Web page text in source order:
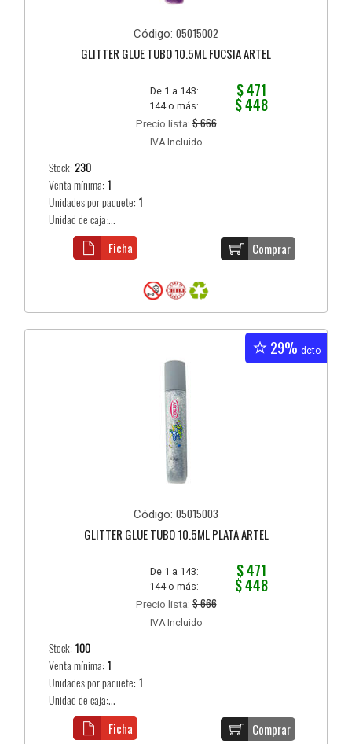
Código: 05015002
GLITTER GLUE TUBO 10.5ML FUCSIA ARTEL
De 1 a 143: $ 471
144 o más: $ 448
Precio lista:$ 666
IVA Incluido
Stock:230
Venta mínima: 1
Unidades por paquete: 1
Unidad de caja:...
Comprar
Ficha
29% dcto
Código: 05015003
GLITTER GLUE TUBO 10.5ML PLATA ARTEL
De 1 a 143: $ 471
144 o más: $ 448
Precio lista:$ 666
IVA Incluido
Stock: 100
Venta mínima: 1
Unidades por paquete: 1
Unidad de caja:...
Comprar
Ficha